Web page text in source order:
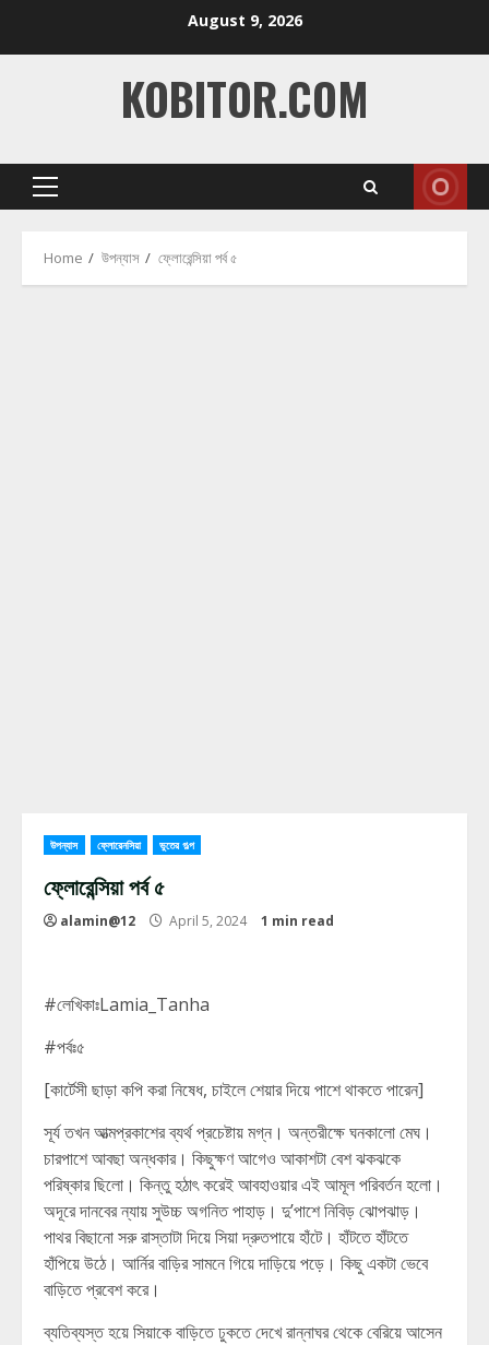
August 9, 2026
KOBITOR.COM
Primary
Home উপন্যাস ফ্লোরেন্সিয়া পর্ব ৫
উপন্যাস ফ্লোরেনসিয়া ভুতের গল্প
ফ্লোরেন্সিয়া পর্ব ৫
alamin@12 April 5, 2024 1 min read
#লেখিকাঃLamia_Tanha
#পর্বঃ৫
[কার্টেসী ছাড়া কপি করা নিষেধ, চাইলে শেয়ার দিয়ে পাশে থাকতে পারেন]
সূর্য তখন আত্মপ্রকাশের ব্যর্থ প্রচেষ্টায় মগ্ন। অন্তরীক্ষে ঘনকালো মেঘ।
চারপাশে আবছা অন্ধকার। কিছুক্ষণ আগেও আকাশটা বেশ ঝকঝকে
পরিষ্কার ছিলো। কিন্তু হঠাৎ করেই আবহাওয়ার এই আমূল পরিবর্তন হলো।
অদূরে দানবের ন্যায় সুউচ্চ অগনিত পাহাড়। দু’পাশে নিবিড় ঝোপঝাড়।
পাথর বিছানো সরু রাস্তাটা দিয়ে সিয়া দ্রুতপায়ে হাঁটে। হাঁটতে হাঁটতে
হাঁপিয়ে উঠে। আর্নির বাড়ির সামনে গিয়ে দাড়িয়ে পড়ে। কিছু একটা ভেবে
বাড়িতে প্রবেশ করে।
ব্যতিব্যস্ত হয়ে সিয়াকে বাড়িতে ঢুকতে দেখে রান্নাঘর থেকে বেরিয়ে আসেন